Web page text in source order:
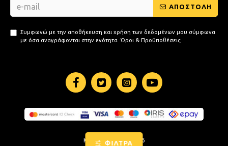
ΑΠΟΣΤΟΛΗ
Συμφωνώ με την αποθήκευση και χρήση των δεδομένων μου σύμφωνα
με όσα αναγράφονται στην ενότητα Όροι & Προϋποθέσεις
KB-STORE.GR © 2026
ΦΙΛΤΡΑ